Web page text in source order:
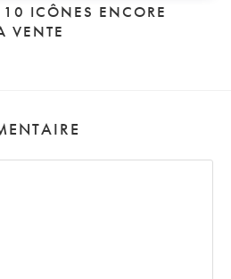
ICÔNES ENCORE
VENTE